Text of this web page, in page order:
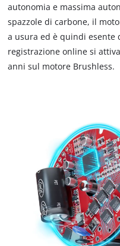
autonomia e massima
spazzole di carbone, il
a usura ed è quindi esente
registrazione online si
anni sul motore Brushless.